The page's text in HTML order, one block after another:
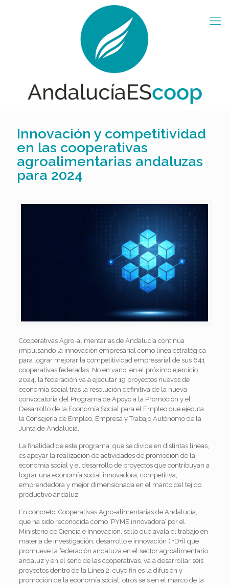
Innovación y competitividad
en las cooperativas
agroalimentarias andaluzas
para 2024
Cooperativas Agro-alimentarias de Andalucía continúa
impulsando la innovación empresarial como línea estratégica
para lograr mejorar la competitividad empresarial de sus 641
cooperativas federadas. No en vano, en el próximo ejercicio
2024, la federación va a ejecutar 19 proyectos nuevos de
economía social tras la resolución definitiva de la nueva
convocatoria del Programa de Apoyo a la Promoción y el
Desarrollo de la Economía Social para el Empleo que ejecuta
la Consejería de Empleo, Empresa y Trabajo Autónomo de la
Junta de Andalucía.
La finalidad de este programa, que se divide en distintas líneas,
es apoyar la realización de actividades de promoción de la
economía social y el desarrollo de proyectos que contribuyan a
lograr una economía social innovadora, competitiva,
emprendedora y mejor dimensionada en el marco del tejido
productivo andaluz.
En concreto, Cooperativas Agro-alimentarias de Andalucía,
que ha sido reconocida como ‘PYME innovadora’ por el
Ministerio de Ciencia e Innovación, sello que avala el trabajo en
materia de investigación, desarrollo e innovación (I+D+i) que
promueve la federación andaluza en el sector agroalimentario
andaluz y en el seno de las cooperativas, va a desarrollar seis
proyectos dentro de la Línea 2, cuyo fin es la difusión y
promoción de la economía social; otros seis en el marco de la